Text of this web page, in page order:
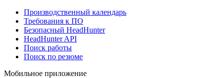
Производственный календарь
Требования к ПО
Безопасный HeadHunter
HeadHunter API
Поиск работы
Поиск по резюме
Мобильное приложение